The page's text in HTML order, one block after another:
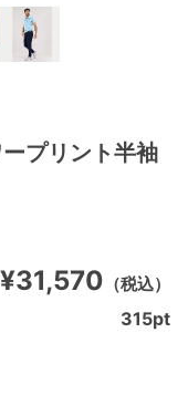
プリント半袖
¥31,570 （税込）
315pt